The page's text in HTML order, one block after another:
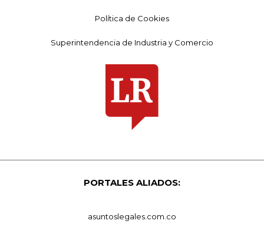
Política de Cookies
Superintendencia de Industria y Comercio
PORTALES ALIADOS:
asuntoslegales.com.co